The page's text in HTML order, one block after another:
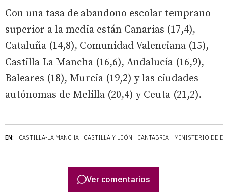
EN: CASTILLA-LA MANCHA CASTILLA Y LEÓN CANTABRIA MINISTERIO DE
Con una tasa de abandono escolar temprano
superior a la media están Canarias (17,4),
Cataluña (14,8), Comunidad Valenciana (15),
Castilla La Mancha (16,6), Andalucía (16,9),
Baleares (18), Murcia (19,2) y las ciudades
autónomas de Melilla (20,4) y Ceuta (21,2).
Ver comentarios